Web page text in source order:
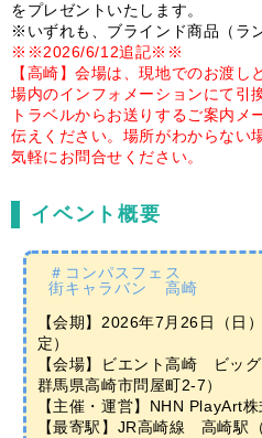
をプレゼントいたします。
※いずれも、ブラインド商品（ラ
※※2026/6/12追記※※
【高崎】会場は、現地でのお渡
場内のインフォメーションにて引
トラベルからお送りするご案内メ
伝えください。場所がわからない
気軽にお問合せください。
イベント概要
＃コンパスフェス
街キャラバン 高崎
【会期】2026年7月26日（日
定）
【会場】ビエント高崎 ビッ
群馬県高崎市問屋町2-7）
【主催・運営】NHN PlayArt
【最寄駅】JR高崎線 高崎駅